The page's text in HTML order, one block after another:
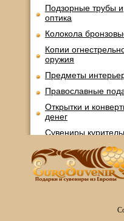
Подзорные трубы и
оптика
Колокола
Копии
оружия
Предметы
Православные
Открытки и
денег
Сувениры
Новинки месяца